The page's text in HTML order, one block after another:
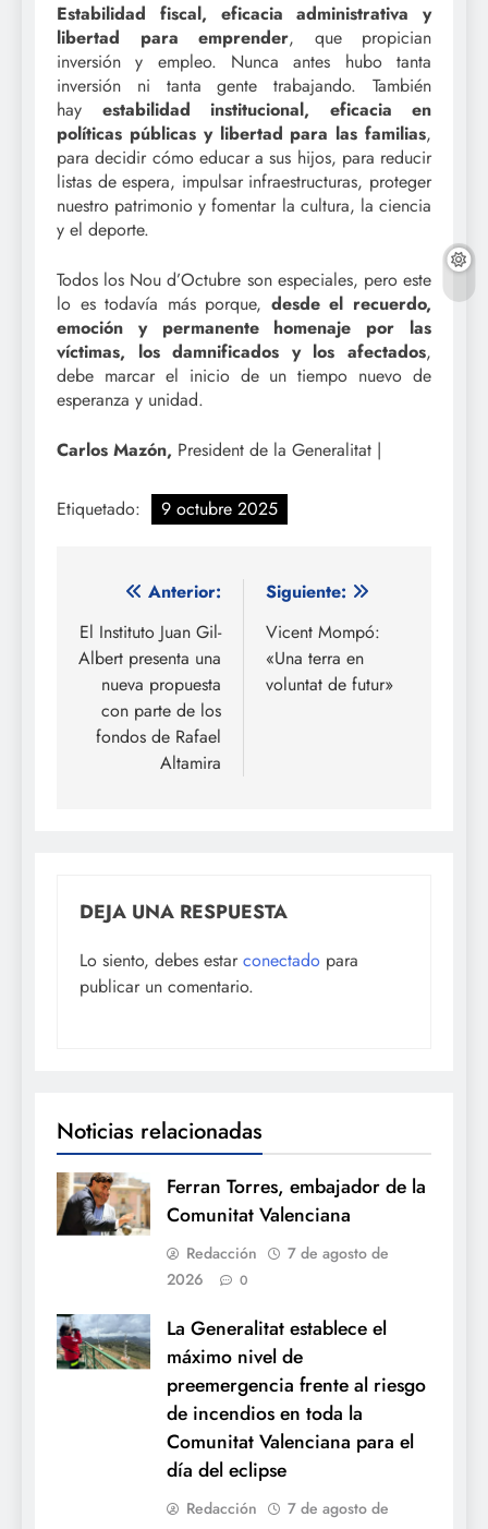
Estabilidad fiscal, eficacia administrativa y
libertad para emprender, que propician
inversión y empleo. Nunca antes hubo tanta
inversión ni tanta gente trabajando. También
hay estabilidad institucional, eficacia en
políticas públicas y libertad para las familias,
para decidir cómo educar a sus hijos, para reducir
listas de espera, impulsar infraestructuras, proteger
nuestro patrimonio y fomentar la cultura, la ciencia
y el deporte.
Todos los Nou d’Octubre son especiales, pero este
lo es todavía más porque, desde el recuerdo,
emoción y permanente homenaje por las
víctimas, los damnificados y los afectados,
debe marcar el inicio de un tiempo nuevo de
esperanza y unidad.
Carlos Mazón, President de la Generalitat |
Etiquetado: 9 octubre 2025
Navegación
de
entradas
Anterior:
El Instituto Juan Gil-
Albert presenta una
nueva propuesta
con parte de los
fondos de Rafael
Altamira
Siguiente:
Vicent Mompó:
«Una terra en
voluntat de futur»
DEJA UNA RESPUESTA
Lo siento, debes estar conectado para
publicar un comentario.
Noticias relacionadas
Ferran Torres, embajador de la
Comunitat Valenciana
Redacción
7 de agosto de
2026
0
La Generalitat establece el
máximo nivel de
preemergencia frente al riesgo
de incendios en toda la
Comunitat Valenciana para el
día del eclipse
Redacción
7 de agosto de